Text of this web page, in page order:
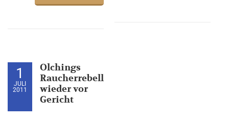
1
JULI
2011
Olchings
Raucherrebell
wieder vor
Gericht